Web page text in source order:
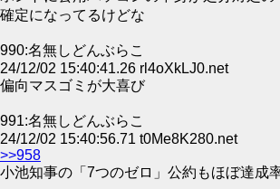
確定になってるけどな
990:名無しどんぶらこ
24/12/02 15:40:41.26 rl4oXkLJ0.net
偏向マスゴミが大喜び
991:名無しどんぶらこ
24/12/02 15:40:56.71 t0Me8K280.net
>>958
小池知事の「7つのゼロ」公約もほぼ達成